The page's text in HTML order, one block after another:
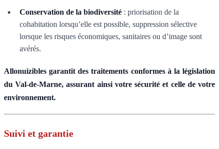
Conservation de la biodiversité : priorisation de la
cohabitation lorsqu’elle est possible, suppression sélective
lorsque les risques économiques, sanitaires ou d’image sont
avérés.
Allonuizibles garantit des traitements conformes à la législation
du Val-de-Marne, assurant ainsi votre sécurité et celle de votre
environnement.
Suivi et garantie